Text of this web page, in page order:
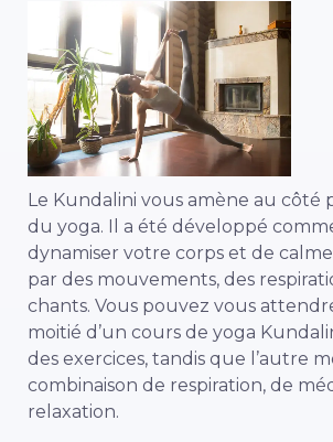
Le Kundalini vous amène au côté
du yoga. Il a été développé
dynamiser votre corps et de
par des mouvements, des
chants. Vous pouvez vous
moitié d’un cours de yoga
des exercices, tandis que l’autre
combinaison de respiration, de
relaxation.